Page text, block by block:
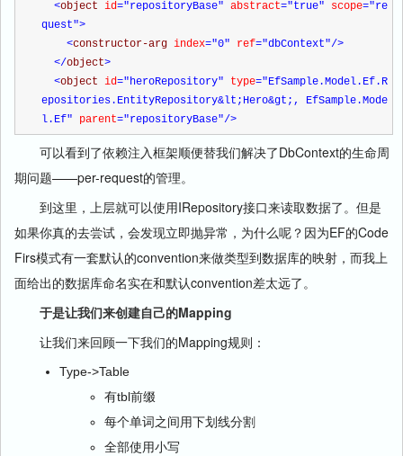
<object id="repositoryBase" abstract="true" scope="re
quest">
<constructor-arg index="0" ref="dbContext"/>
</object>
<object id="heroRepository" type="EfSample.Model.Ef.R
epositories.EntityRepository&lt;Hero&gt;, EfSample.Mode
l.Ef" parent="repositoryBase"/>
可以看到了依赖注入框架顺便替我们解决了DbContext的生命周
期问题——per-request的管理。
到这里，上层就可以使用IRepository接口来读取数据了。但是
如果你真的去尝试，会发现立即抛异常，为什么呢？因为EF的Code
Firs模式有一套默认的convention来做类型到数据库的映射，而我上
面给出的数据库命名实在和默认convention差太远了。
于是让我们来创建自己的Mapping
让我们来回顾一下我们的Mapping规则：
Type->Table
有tbl前缀
每个单词之间用下划线分割
全部使用小写